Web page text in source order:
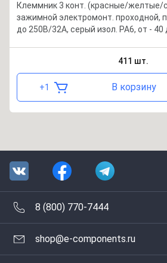
Клеммник 3 конт. (красные/желтые/
зажимной электромонт. проходной,
до 250В/32А, серый изол. PA6, от - 40
411 шт.
+1 В корзину
8 (800) 770-7444
shop@e-components.ru